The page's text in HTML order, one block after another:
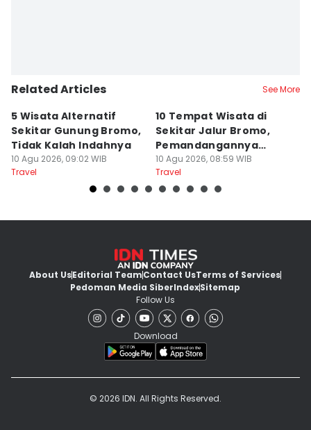
Related Articles See More
5 Wisata Alternatif
Sekitar Gunung Bromo,
Tidak Kalah Indahnya
10 Agu 2026, 09:02 WIB
Travel
10 Tempat Wisata di
Sekitar Jalur Bromo,
Pemandangannya
Cakep!
10 Agu 2026, 08:59 WIB
Travel
About UsEditorial TeamContact UsTerms of Services
Pedoman Media SiberIndexSitemap
Follow Us
Download
© 2026 IDN. All Rights Reserved.